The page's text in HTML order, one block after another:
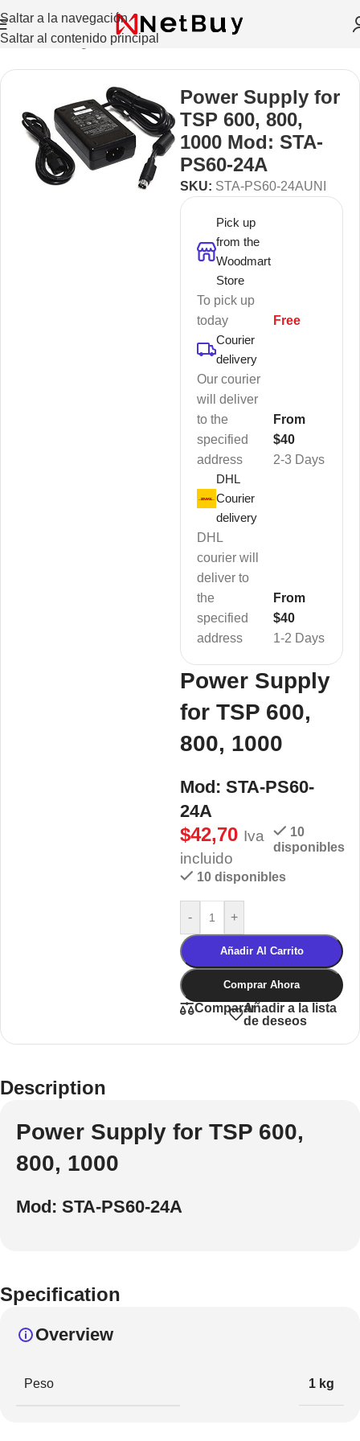
Saltar a la navegación
Saltar al contenido principal
Inicio/ Sin categorizar
Power Supply for
TSP 600, 800,
1000 Mod: STA-
PS60-24A
SKU: STA-PS60-24AUNI
Pick up
from the
Woodmart
Store
To pick up
today
Free
Courier
delivery
Our courier
will deliver
to the
specified
address
2-3 Days
From
$40
DHL
Courier
delivery
DHL
courier will
deliver to
the
specified
address
1-2 Days
From
$40
Power Supply
for TSP 600,
800, 1000
Mod: STA-PS60-
24A
$42,70 Iva
incluido
10
disponibles
10 disponibles
- +
Añadir Al Carrito
Comprar Ahora
CompararAñadir a la lista
de deseos
Description
Power Supply for TSP 600,
800, 1000
Mod: STA-PS60-24A
Specification
Overview
Peso 1 kg